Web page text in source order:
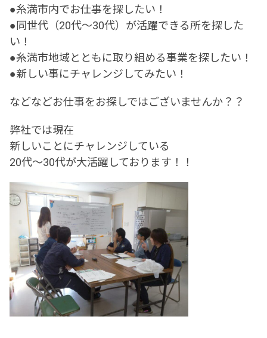
●糸満市内でお仕事を探したい！
●同世代（20代～30代）が活躍できる所を探した
い！
●糸満市地域とともに取り組める事業を探したい！
●新しい事にチャレンジしてみたい！
などなどお仕事をお探しではございませんか？？
弊社では現在
新しいことにチャレンジしている
20代～30代が大活躍しております！！